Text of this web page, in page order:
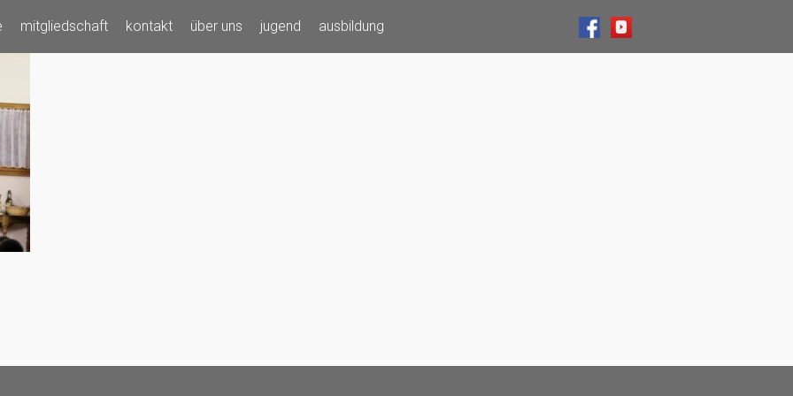
mitgliedschaft kontakt über uns jugend ausbildung